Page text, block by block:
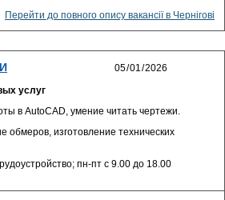
Перейти до повного опису вакансії в Чернігові
услуг
в AutoCAD, умение читать чертежи.
обмеров, изготовление технических
пн-пт с 9.00 до 18.00